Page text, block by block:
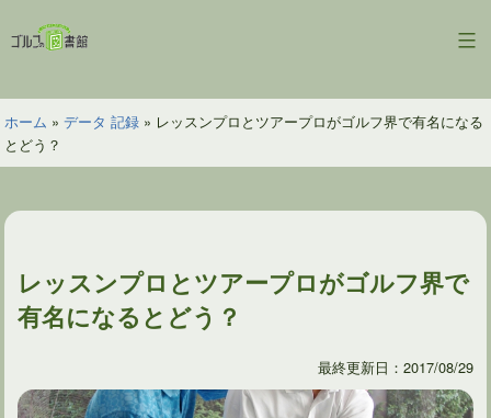
ン
ツ
へ
ス
ッ
ゴ
フ
の
図
ホーム » データ 記録» レッスンプロとツアープロがゴルフ界で有名になる
とどう？
レッスンプロとツアープロがゴルフ界で
有名になるとどう？
最終更新日：2017/08/29